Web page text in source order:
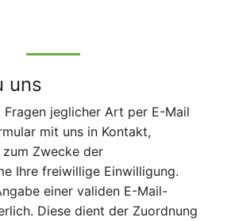
uns
Fragen jeglicher Art per E-Mail
mit uns in Kontakt,
Zwecke der
Ihre freiwillige Einwilligung.
einer validen E-Mail-
Diese dient der Zuordnung